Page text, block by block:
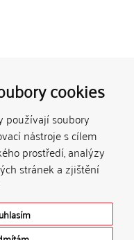
cookies
používají soubory
nástroje s cílem
prostředí, analýzy
stránek a zjištění